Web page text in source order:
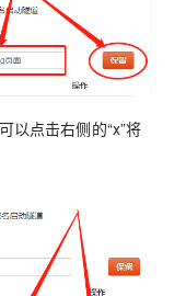
以点击右侧的“x”将